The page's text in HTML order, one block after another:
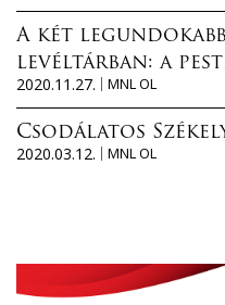
A két
levéltárban: a
2020.11.27.
MNL OL
Csodálatos
2020.03.12.
MNL OL